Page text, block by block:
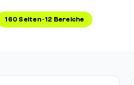
160 Seiten · 12 Bereiche